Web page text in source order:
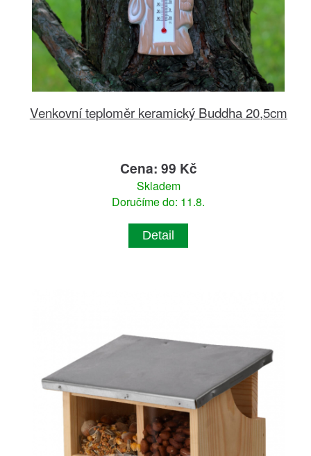
Venkovní teploměr keramický Buddha 20,5cm
Cena: 99 Kč
Skladem
Doručíme do: 11.8.
Detail